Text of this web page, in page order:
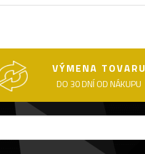
VÝMENA TOVARU
DO 30 DNÍ OD NÁKUPU